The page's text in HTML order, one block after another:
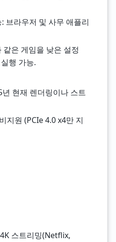
브라우저 및 사무 애플리
같은 게임을 낮은 설정
행 가능.
현재 렌더링이나 스트
지원 (PCIe 4.0 x4만 지
스트리밍(Netflix,